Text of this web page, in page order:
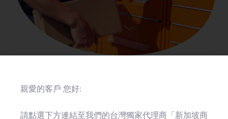
專業顧問服務
我們協助客戶解決涉及設計、交付和支援等範疇的
親愛的客戶 您好:
請點選下方連結至我們的台灣獨家代理商「新加坡商